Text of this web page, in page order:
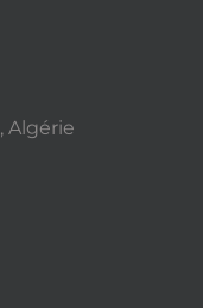
, Algérie